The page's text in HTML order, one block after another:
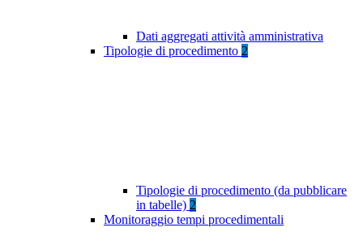
Dati aggregati attività amministrativa
Tipologie di procedimento 2
Tipologie di procedimento (da pubblicare
in tabelle) 2
Monitoraggio tempi procedimentali